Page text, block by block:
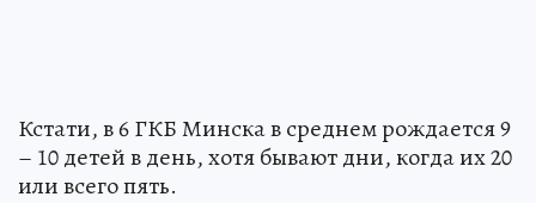
Кстати, в 6 ГКБ Минска в среднем рождается 9
– 10 детей в день, хотя бывают дни, когда их 20
или всего пять.